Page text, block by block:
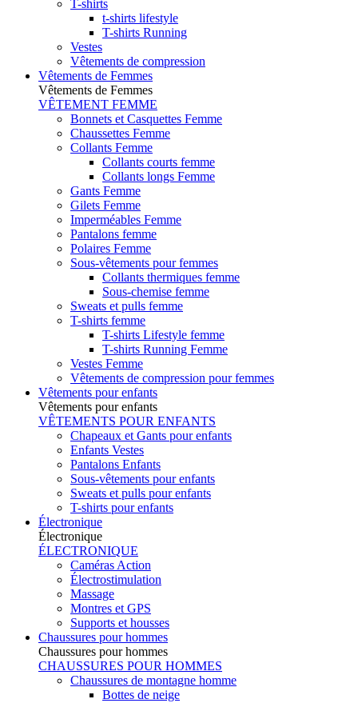
T-shirts
t-shirts lifestyle
T-shirts Running
Vestes
Vêtements de compression
Vêtements de Femmes
Vêtements de Femmes
VÊTEMENT FEMME
Bonnets et Casquettes Femme
Chaussettes Femme
Collants Femme
Collants courts femme
Collants longs Femme
Gants Femme
Gilets Femme
Imperméables Femme
Pantalons femme
Polaires Femme
Sous-vêtements pour femmes
Collants thermiques femme
Sous-chemise femme
Sweats et pulls femme
T-shirts femme
T-shirts Lifestyle femme
T-shirts Running Femme
Vestes Femme
Vêtements de compression pour femmes
Vêtements pour enfants
Vêtements pour enfants
VÊTEMENTS POUR ENFANTS
Chapeaux et Gants pour enfants
Enfants Vestes
Pantalons Enfants
Sous-vêtements pour enfants
Sweats et pulls pour enfants
T-shirts pour enfants
Électronique
Électronique
ÉLECTRONIQUE
Caméras Action
Électrostimulation
Massage
Montres et GPS
Supports et housses
Chaussures pour hommes
Chaussures pour hommes
CHAUSSURES POUR HOMMES
Chaussures de montagne homme
Bottes de neige